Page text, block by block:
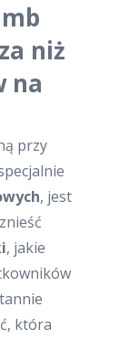
niż
na
przy
, jest
, jakie
która